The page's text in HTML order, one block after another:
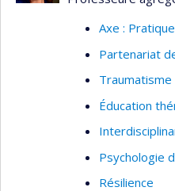
Axe :
Partenariat
Éducation
Psychologie
Résilience